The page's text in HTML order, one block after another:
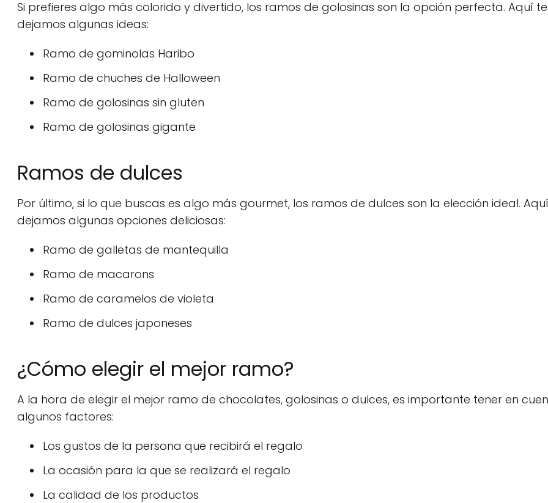
Si prefieres algo más colorido y divertido, los ramos de golosinas son la opción perfecta. Aquí te
dejamos algunas ideas:
Ramo de gominolas Haribo
Ramo de chuches de Halloween
Ramo de golosinas sin gluten
Ramo de golosinas gigante
Ramos de dulces
Por último, si lo que buscas es algo más gourmet, los ramos de dulces son la elección ideal.
dejamos algunas opciones deliciosas:
Ramo de galletas de mantequilla
Ramo de macarons
Ramo de caramelos de violeta
Ramo de dulces japoneses
¿Cómo elegir el mejor ramo?
A la hora de elegir el mejor ramo de chocolates, golosinas o dulces, es importante tener en
algunos factores:
Los gustos de la persona que recibirá el regalo
La ocasión para la que se realizará el regalo
La calidad de los productos